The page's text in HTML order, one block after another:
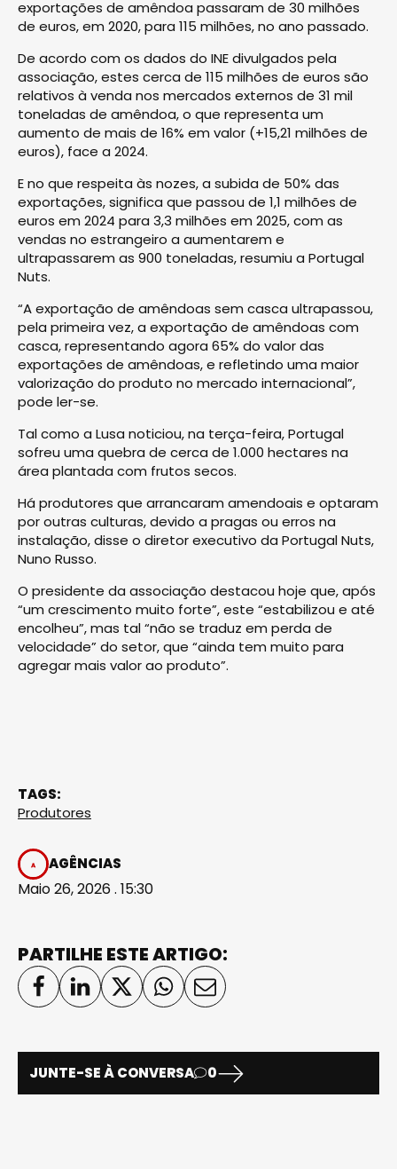
exportações de amêndoa passaram de 30 milhões
de euros, em 2020, para 115 milhões, no ano passado.
De acordo com os dados do INE divulgados pela
associação, estes cerca de 115 milhões de euros são
relativos à venda nos mercados externos de 31 mil
toneladas de amêndoa, o que representa um
aumento de mais de 16% em valor (+15,21 milhões de
euros), face a 2024.
E no que respeita às nozes, a subida de 50% das
exportações, significa que passou de 1,1 milhões de
euros em 2024 para 3,3 milhões em 2025, com as
vendas no estrangeiro a aumentarem e
ultrapassarem as 900 toneladas, resumiu a Portugal
Nuts.
“A exportação de amêndoas sem casca ultrapassou,
pela primeira vez, a exportação de amêndoas com
casca, representando agora 65% do valor das
exportações de amêndoas, e refletindo uma maior
valorização do produto no mercado internacional”,
pode ler-se.
Tal como a Lusa noticiou, na terça-feira, Portugal
sofreu uma quebra de cerca de 1.000 hectares na
área plantada com frutos secos.
Há produtores que arrancaram amendoais e optaram
por outras culturas, devido a pragas ou erros na
instalação, disse o diretor executivo da Portugal Nuts,
Nuno Russo.
O presidente da associação destacou hoje que, após
“um crescimento muito forte”, este “estabilizou e até
encolheu”, mas tal “não se traduz em perda de
velocidade” do setor, que “ainda tem muito para
agregar mais valor ao produto”.
TAGS:
Produtores
AGÊNCIAS
Maio 26, 2026 . 15:30
PARTILHE ESTE ARTIGO:
JUNTE-SE À CONVERSA 0